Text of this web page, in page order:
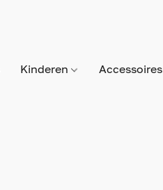
Kinderen Accessoires